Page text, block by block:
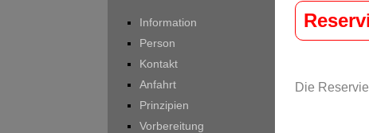
Information
Person
Kontakt
Anfahrt
Prinzipien
Vorbereitung
Die